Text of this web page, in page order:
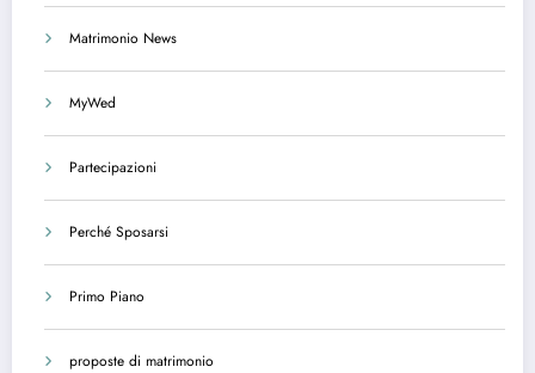
Matrimonio News
MyWed
Partecipazioni
Perché Sposarsi
Primo Piano
proposte di matrimonio